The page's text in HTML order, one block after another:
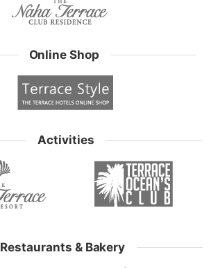
Online Shop
Activities
Restaurants & Bakery